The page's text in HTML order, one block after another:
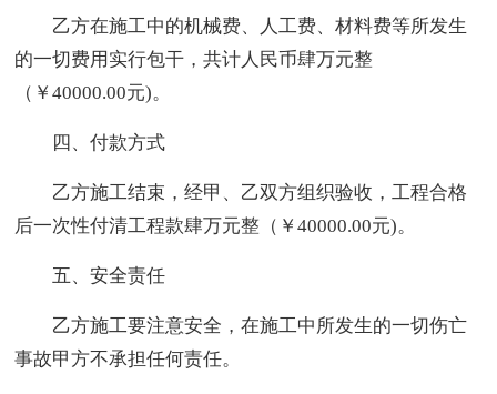
乙方在施工中的机械费、人工费、材料费等所发生
的一切费用实行包干，共计人民币肆万元整
（￥40000.00元)。
四、付款方式
乙方施工结束，经甲、乙双方组织验收，工程合格
后一次性付清工程款肆万元整（￥40000.00元)。
五、安全责任
乙方施工要注意安全，在施工中所发生的一切伤亡
事故甲方不承担任何责任。